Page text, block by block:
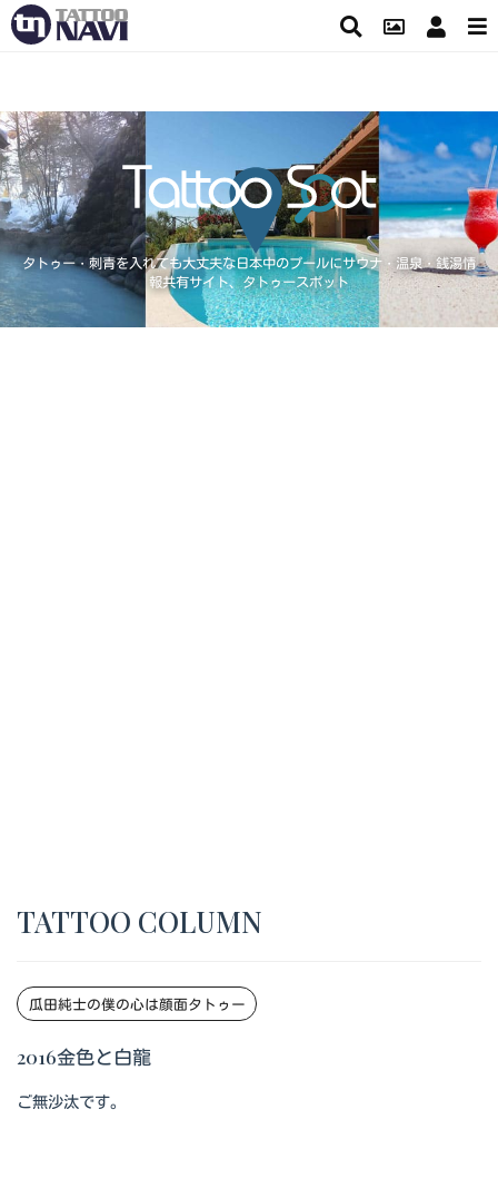
タトゥー・刺青を入れても大丈夫な日本中のプールにサウナ・温泉・銭湯情
報共有サイト、タトゥースポット
TATTOO COLUMN
瓜田純士の僕の心は顔面タトゥー
2016金色と白龍
ご無沙汰です。